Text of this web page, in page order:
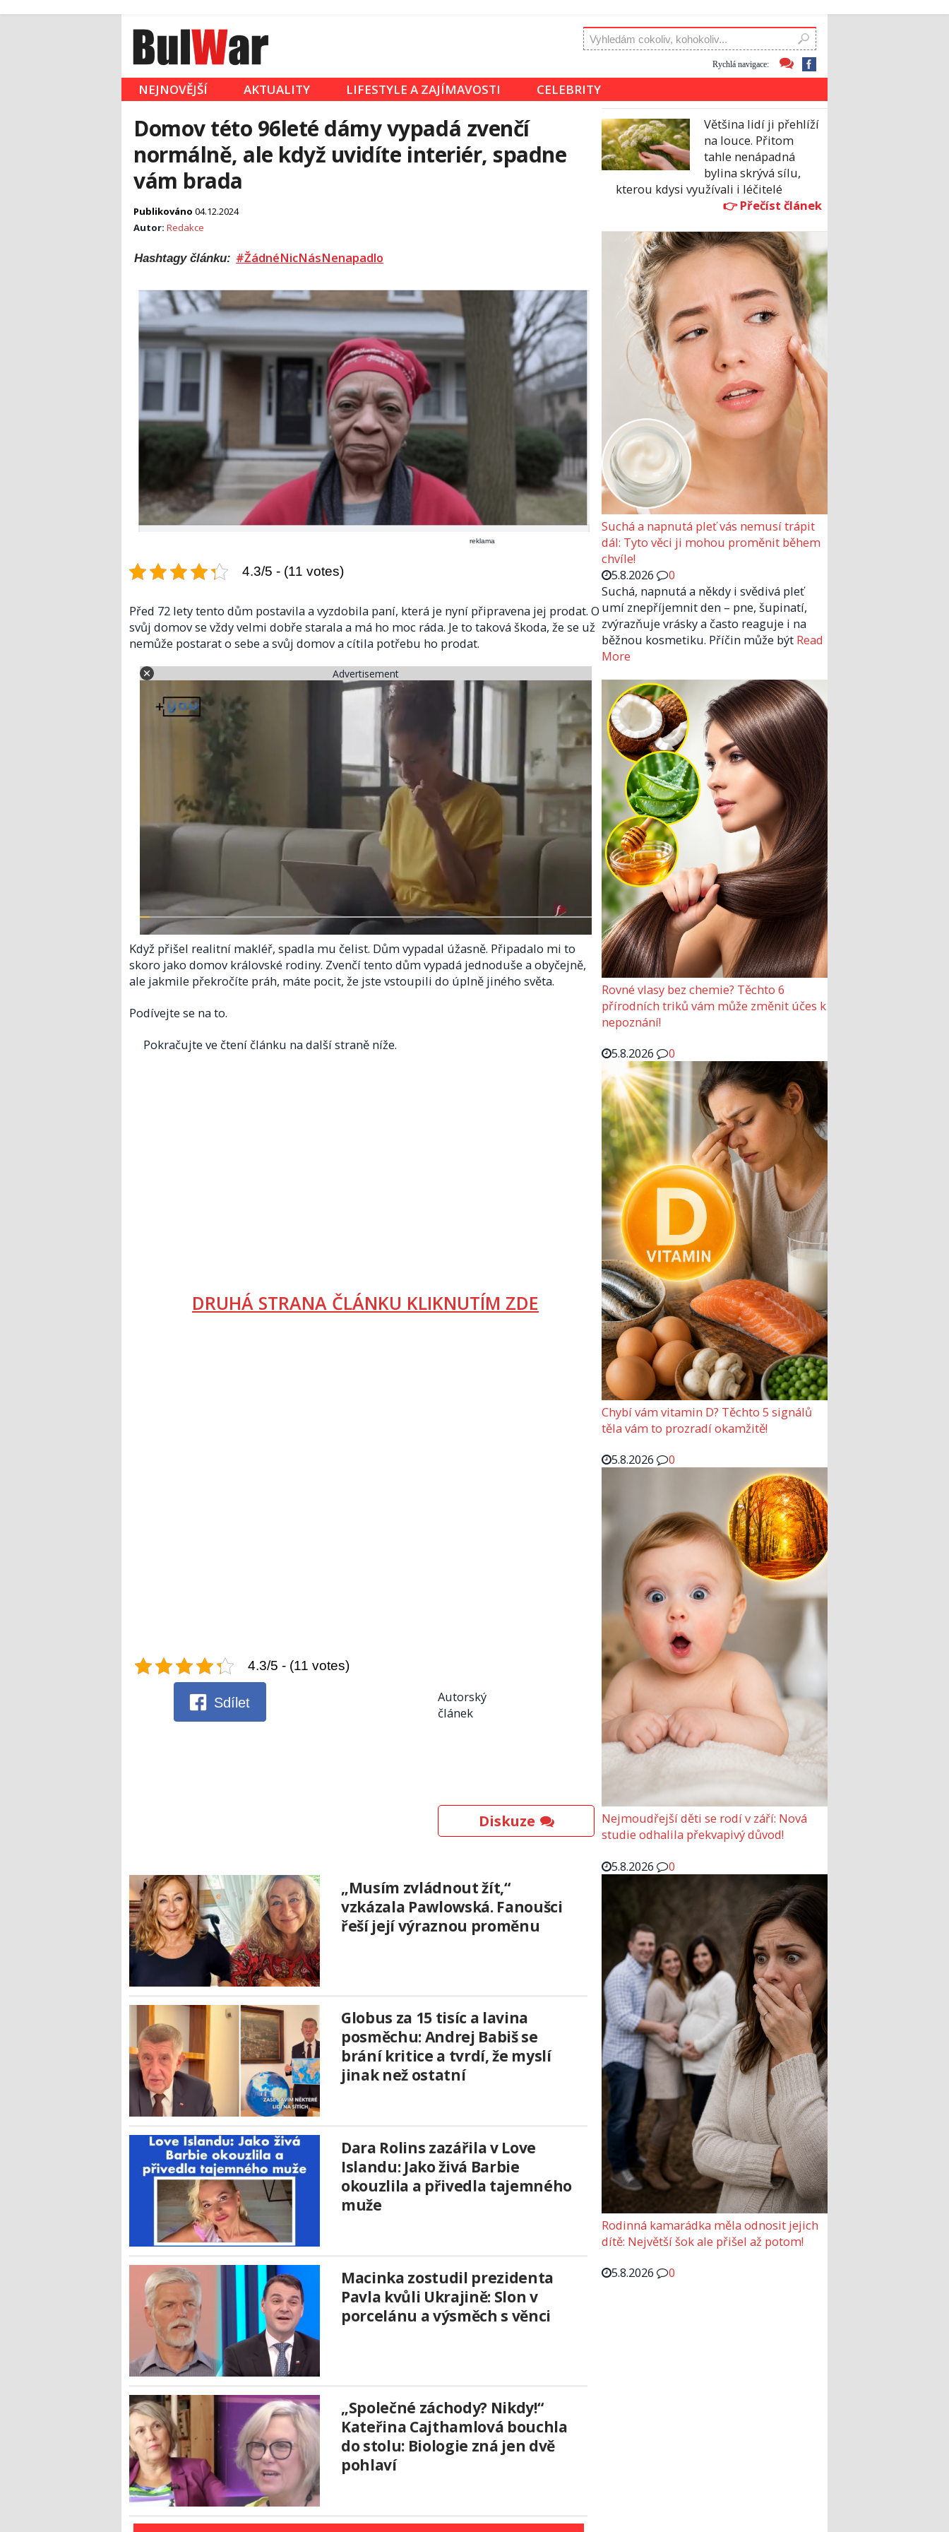
Rychlá navigace:
NEJNOVĚJŠÍ AKTUALITY LIFESTYLE A ZAJÍMAVOSTI CELEBRITY
Domov této 96leté dámy vypadá zvenčí
normálně, ale když uvidíte interiér, spadne
vám brada
Publikováno 04.12.2024
Autor: Redakce
Hashtagy článku: #ŽádnéNicNásNenapadlo
reklama
4.3/5 - (11 votes)
Před 72 lety tento dům postavila a vyzdobila paní, která je nyní připravena jej prodat. O
svůj domov se vždy velmi dobře starala a má ho moc ráda. Je to taková škoda, že se už
nemůže postarat o sebe a svůj domov a cítila potřebu ho prodat.
Advertisement
Když přišel realitní makléř, spadla mu čelist. Dům vypadal úžasně. Připadalo mi to
skoro jako domov královské rodiny. Zvenčí tento dům vypadá jednoduše a obyčejně,
ale jakmile překročíte práh, máte pocit, že jste vstoupili do úplně jiného světa.
Podívejte se na to.
Pokračujte ve čtení článku na další straně níže.
DRUHÁ STRANA ČLÁNKU KLIKNUTÍM ZDE
4.3/5 - (11 votes)
Sdílet
Autorský
článek
Diskuze
„Musím zvládnout žít,“
vzkázala Pawlowská. Fanoušci
řeší její výraznou proměnu
Globus za 15 tisíc a lavina
posměchu: Andrej Babiš se
brání kritice a tvrdí, že myslí
jinak než ostatní
Dara Rolins zazářila v Love
Islandu: Jako živá Barbie
okouzlila a přivedla tajemného
muže
Macinka zostudil prezidenta
Pavla kvůli Ukrajině: Slon v
porcelánu a výsměch s věnci
„Společné záchody? Nikdy!“
Kateřina Cajthamlová bouchla
do stolu: Biologie zná jen dvě
pohlaví
Většina lidí ji přehlíží
na louce. Přitom
tahle nenápadná
bylina skrývá sílu,
kterou kdysi využívali i léčitelé
Suchá a napnutá pleť vás nemusí trápit
dál: Tyto věci ji mohou proměnit během
chvíle!
5.8.2026
0
Suchá, napnutá a někdy i svědivá pleť
umí znepříjemnit den – pne, šupinatí,
zvýrazňuje vrásky a často reaguje i na
běžnou kosmetiku. Příčin může být Read
More
Rovné vlasy bez chemie? Těchto 6
přírodních triků vám může změnit účes k
nepoznání!
5.8.2026
0
Chybí vám vitamin D? Těchto 5 signálů
těla vám to prozradí okamžitě!
5.8.2026
0
Nejmoudřejší děti se rodí v září: Nová
studie odhalila překvapivý důvod!
5.8.2026
0
Rodinná kamarádka měla odnosit jejich
dítě: Největší šok ale přišel až potom!
5.8.2026
0